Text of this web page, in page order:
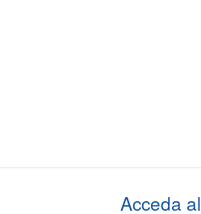
Acceda al